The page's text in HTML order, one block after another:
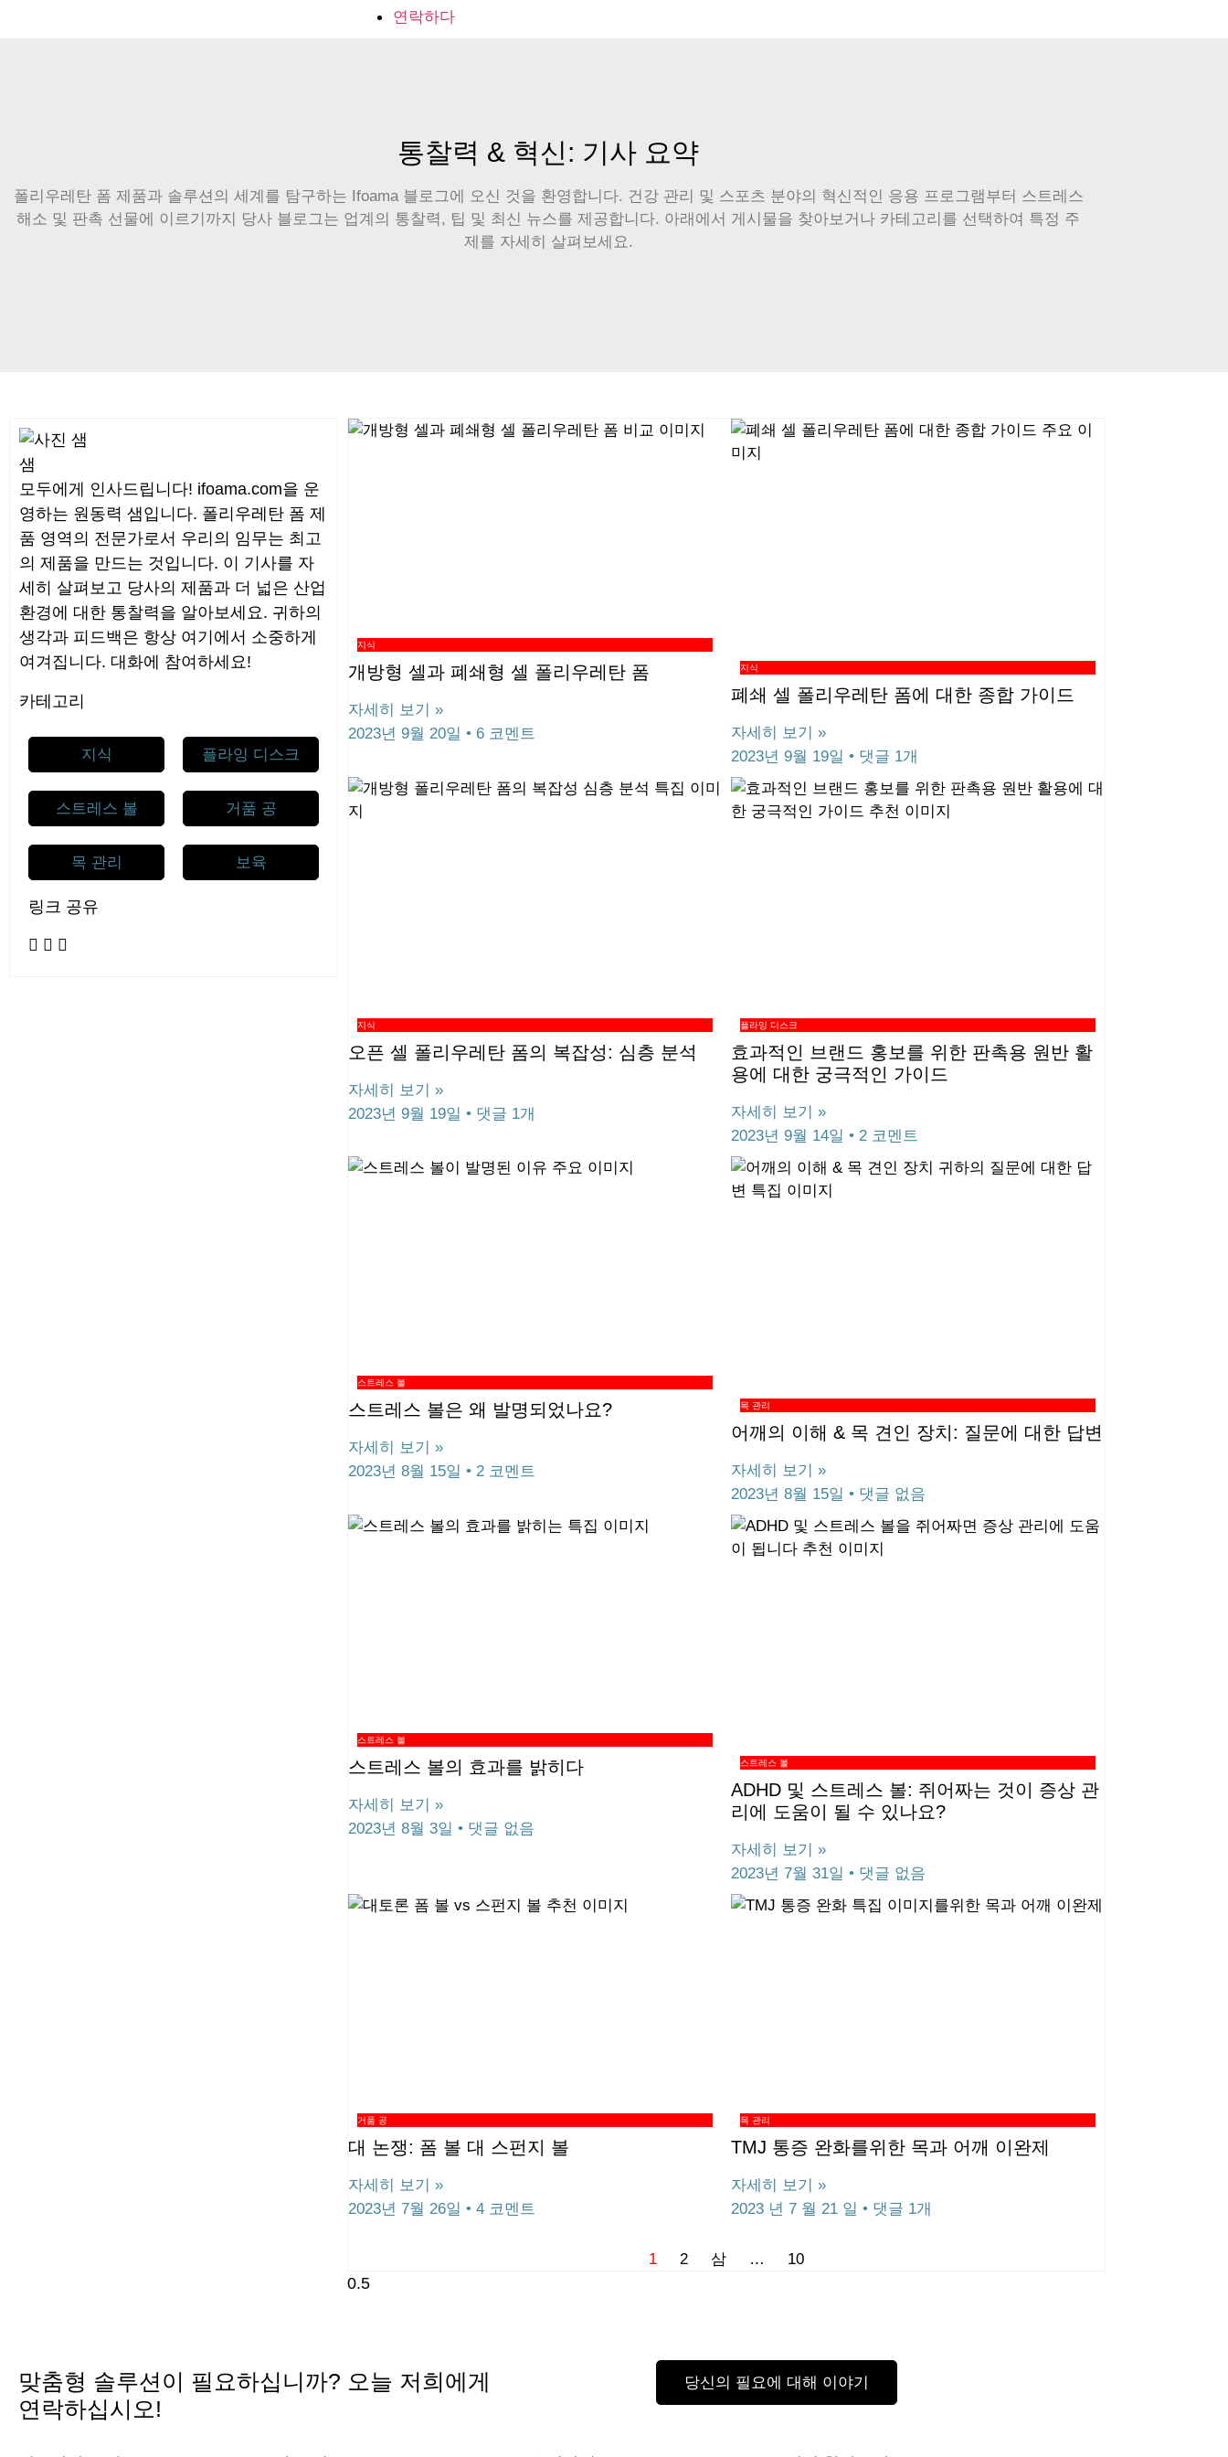
연락하다
통찰력 & 혁신: 기사 요약
폴리우레탄 폼 제품과 솔루션의 세계를 탐구하는 Ifoama 블로그에 오신 것을 환영합니다. 건강 관리 및 스포츠 분야의 혁신적인 응용 프로그램부터 스트레스
해소 및 판촉 선물에 이르기까지 당사 블로그는 업계의 통찰력, 팁 및 최신 뉴스를 제공합니다. 아래에서 게시물을 찾아보거나 카테고리를 선택하여 특정 주
제를 자세히 살펴보세요.
샘
모두에게 인사드립니다! ifoama.com을 운
영하는 원동력 샘입니다. 폴리우레탄 폼 제
품 영역의 전문가로서 우리의 임무는 최고
의 제품을 만드는 것입니다. 이 기사를 자
세히 살펴보고 당사의 제품과 더 넓은 산업
환경에 대한 통찰력을 알아보세요. 귀하의
생각과 피드백은 항상 여기에서 소중하게
여겨집니다. 대화에 참여하세요!
카테고리
지식 플라잉 디스크
스트레스 볼 거품 공
목 관리 보육
링크 공유
지식
개방형 셀과 폐쇄형 셀 폴리우레탄 폼
자세히 보기 »
2023년 9월 20일
6 코멘트
지식
폐쇄 셀 폴리우레탄 폼에 대한 종합 가이드
자세히 보기 »
2023년 9월 19일
댓글 1개
지식
오픈 셀 폴리우레탄 폼의 복잡성: 심층 분석
자세히 보기 »
2023년 9월 19일
댓글 1개
플라잉 디스크
효과적인 브랜드 홍보를 위한 판촉용 원반 활
용에 대한 궁극적인 가이드
자세히 보기 »
2023년 9월 14일
2 코멘트
스트레스 볼
스트레스 볼은 왜 발명되었나요?
자세히 보기 »
2023년 8월 15일
2 코멘트
목 관리
어깨의 이해 & 목 견인 장치: 질문에 대한 답변
자세히 보기 »
2023년 8월 15일
댓글 없음
스트레스 볼
스트레스 볼의 효과를 밝히다
자세히 보기 »
2023년 8월 3일
댓글 없음
스트레스 볼
ADHD 및 스트레스 볼: 쥐어짜는 것이 증상 관
리에 도움이 될 수 있나요?
자세히 보기 »
2023년 7월 31일
댓글 없음
거품 공
대 논쟁: 폼 볼 대 스펀지 볼
자세히 보기 »
2023년 7월 26일
4 코멘트
목 관리
TMJ 통증 완화를위한 목과 어깨 이완제
자세히 보기 »
2023 년 7 월 21 일
댓글 1개
1 2 삼 … 10
맞춤형 솔루션이 필요하십니까? 오늘 저희에게
연락하십시오!
당신의 필요에 대해 이야기